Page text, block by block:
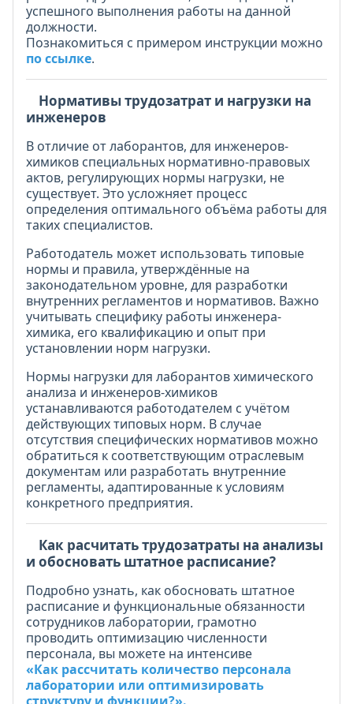
успешного выполнения работы на данной
должности.
Познакомиться с примером инструкции можно
по ссылке.
Нормативы трудозатрат и нагрузки на
инженеров
В отличие от лаборантов, для инженеров-
химиков специальных нормативно-правовых
актов, регулирующих нормы нагрузки, не
существует. Это усложняет процесс
определения оптимального объёма работы для
таких специалистов.
Работодатель может использовать типовые
нормы и правила, утверждённые на
законодательном уровне, для разработки
внутренних регламентов и нормативов. Важно
учитывать специфику работы инженера-
химика, его квалификацию и опыт при
установлении норм нагрузки.
Нормы нагрузки для лаборантов химического
анализа и инженеров-химиков
устанавливаются работодателем с учётом
действующих типовых норм. В случае
отсутствия специфических нормативов можно
обратиться к соответствующим отраслевым
документам или разработать внутренние
регламенты, адаптированные к условиям
конкретного предприятия.
Как расчитать трудозатраты на анализы
и обосновать штатное расписание?
Подробно узнать, как обосновать штатное
расписание и функциональные обязанности
сотрудников лаборатории, грамотно
проводить оптимизацию численности
персонала, вы можете на интенсиве
«Как рассчитать количество персонала
лаборатории или оптимизировать